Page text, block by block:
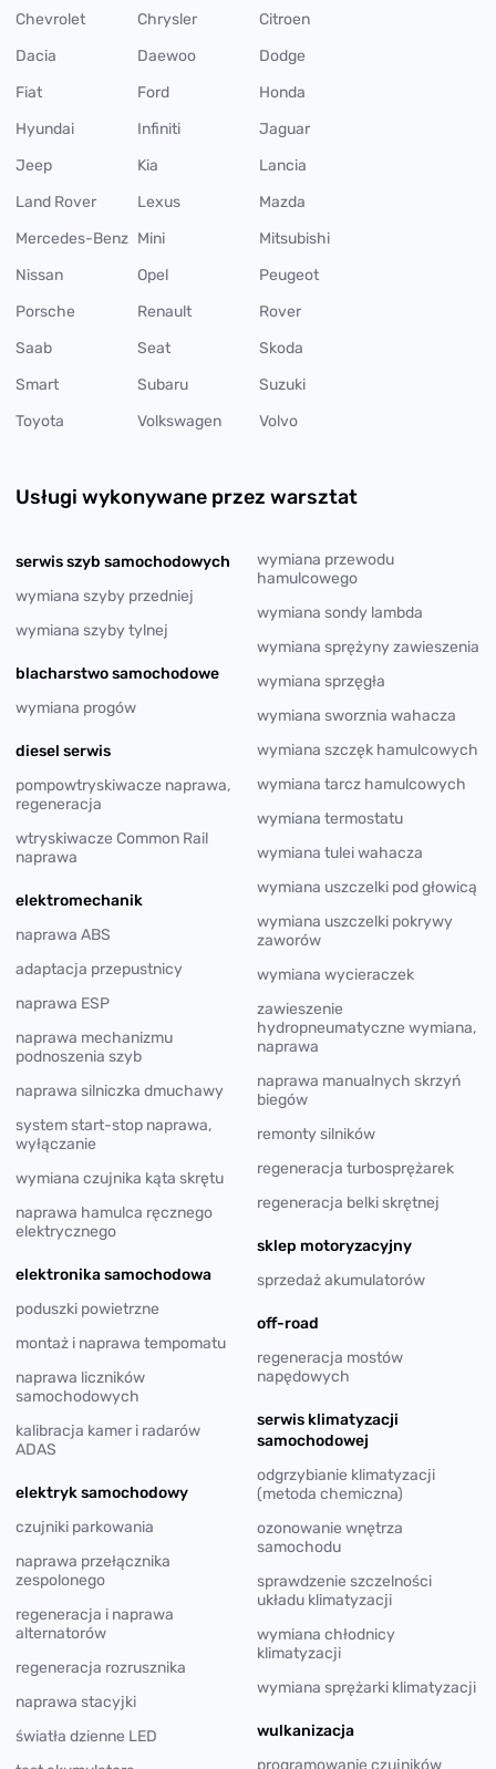
Chevrolet
Chrysler
Citroen
Dacia
Daewoo
Dodge
Fiat
Ford
Honda
Hyundai
Infiniti
Jaguar
Jeep
Kia
Lancia
Land Rover
Lexus
Mazda
Mercedes-Benz Mini
Mitsubishi
Nissan
Opel
Peugeot
Porsche
Renault
Rover
Saab
Seat
Skoda
Smart
Subaru
Suzuki
Toyota
Volkswagen Volvo
Usługi wykonywane przez warsztat
serwis szyb samochodowych
wymiana szyby przedniej
wymiana szyby tylnej
blacharstwo samochodowe
wymiana progów
diesel serwis
pompowtryskiwacze naprawa,
regeneracja
wtryskiwacze Common Rail
naprawa
elektromechanik
naprawa ABS
adaptacja przepustnicy
naprawa ESP
naprawa mechanizmu
podnoszenia szyb
naprawa silniczka dmuchawy
system start-stop naprawa,
wyłączanie
wymiana czujnika kąta skrętu
naprawa hamulca ręcznego
elektrycznego
elektronika samochodowa
poduszki powietrzne
montaż i naprawa tempomatu
naprawa liczników
samochodowych
kalibracja kamer i radarów
ADAS
elektryk samochodowy
czujniki parkowania
naprawa przełącznika
zespolonego
regeneracja i naprawa
alternatorów
regeneracja rozrusznika
naprawa stacyjki
światła dzienne LED
wymiana przewodu
hamulcowego
wymiana sondy lambda
wymiana sprężyny zawieszenia
wymiana sprzęgła
wymiana sworznia wahacza
wymiana szczęk hamulcowych
wymiana tarcz hamulcowych
wymiana termostatu
wymiana tulei wahacza
wymiana uszczelki pod głowicą
wymiana uszczelki pokrywy
zaworów
wymiana wycieraczek
zawieszenie
hydropneumatyczne wymiana,
naprawa
naprawa manualnych skrzyń
biegów
remonty silników
regeneracja turbosprężarek
regeneracja belki skrętnej
sklep motoryzacyjny
sprzedaż akumulatorów
off-road
regeneracja mostów
napędowych
serwis klimatyzacji
samochodowej
odgrzybianie klimatyzacji
(metoda chemiczna)
ozonowanie wnętrza
samochodu
sprawdzenie szczelności
układu klimatyzacji
wymiana chłodnicy
klimatyzacji
wymiana sprężarki klimatyzacji
wulkanizacja
programowanie czujników